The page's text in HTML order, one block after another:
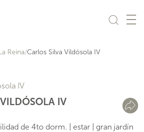
Reina Carlos Silva Vildósola IV
IV
de 4to dorm. | estar | gran jardín